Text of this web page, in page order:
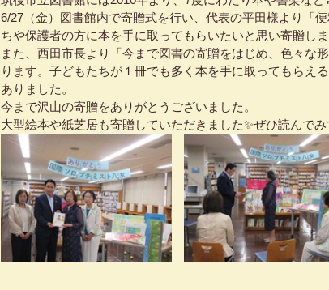
6/27（金）図書館内で寄贈式を行い、代表の平田様より「
ちや保護者の方に本を手に取ってもらいたいと思い寄贈し
また、西田市長より「今まで図書の寄贈をはじめ、色々な
ります。子どもたちが１冊でも多く本を手に取ってもらえ
ありました。
今まで沢山の寄贈をありがとうございました。
大型絵本や紙芝居も寄贈していただきました✨ぜひ読んでみ